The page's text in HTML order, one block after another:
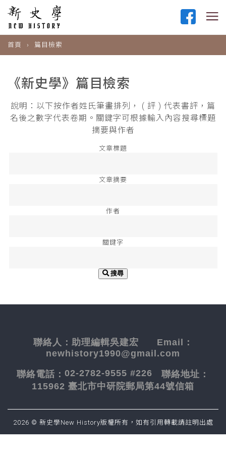
首頁 篇目檢索
《新史學》篇目檢索
說明：以下按作者姓氏筆畫排列， ( 評 ) 代表書評，篇
名後之數字代表卷期。關鍵字可根據輸入內容搜尋標題
摘要與作者
文章標題
文章摘要
作者
關鍵字
搜尋
聯絡人： 助理編輯吳建宏 Email：
newhistory1990@gmail.com
聯絡電話： 02-2782-9555 #226 聯絡地址：
115962 臺北市中研院郵局第44號信箱
2026 © 新史學New History版權所有，如有引用轉載請註明出處